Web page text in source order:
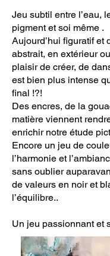
Jeu subtil entre l’eau,
pigment et soi même .
Aujourd’hui figuratif et
abstrait, en extérieur
plaisir de créer, de
est bien plus intense
final !?!
Des encres, de la
matière viennent
enrichir notre étude
Encore un jeu de
l’harmonie et
sans oublier
de valeurs en noir et
l’équilibre..
Un jeu passionnant et